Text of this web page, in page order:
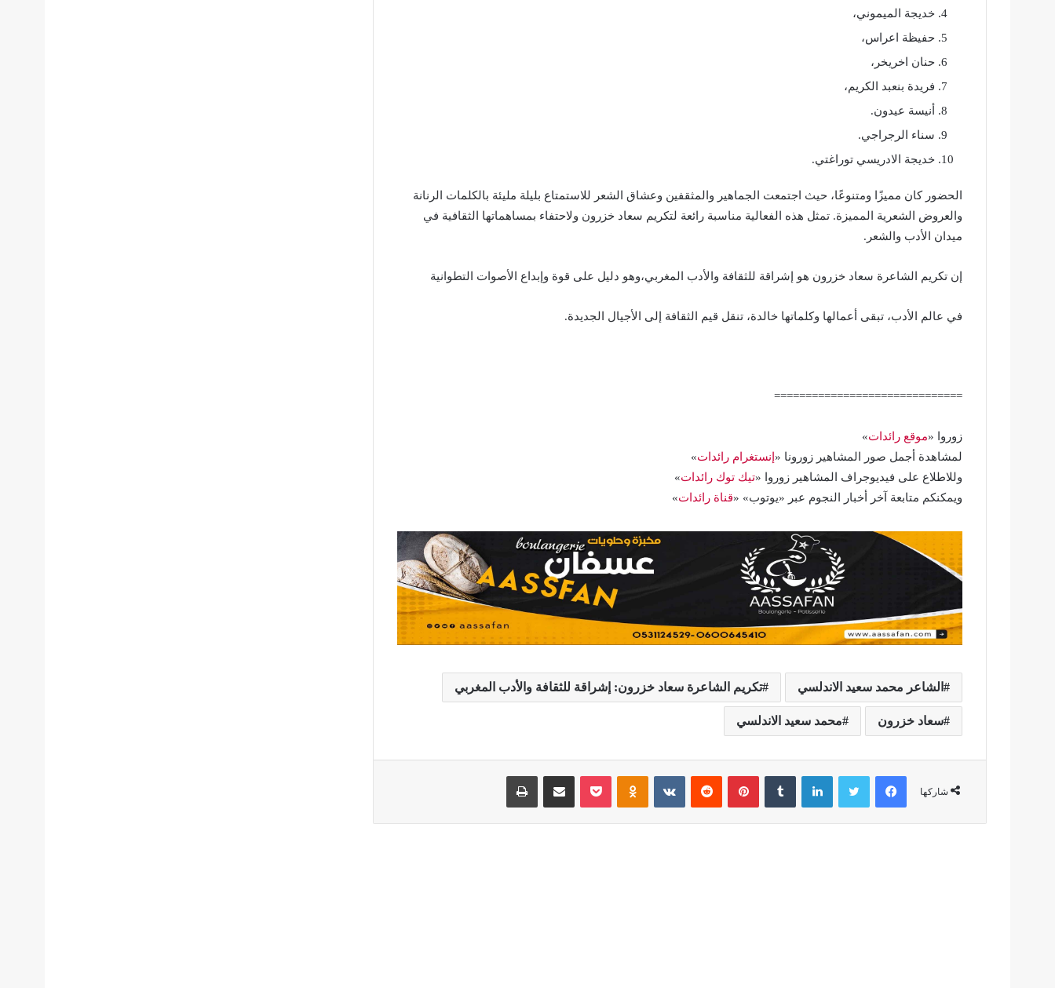
خديجة الميموني،
حفيظة اعراس،
حنان اخريخر،
فريدة بنعبد الكريم،
أنيسة عيدون.
سناء الرجراجي.
خديجة الادريسي توراغتي.
الحضور كان مميزًا ومتنوعًا، حيث اجتمعت الجماهير والمثقفين وعشاق الشعر للاستمتاع بليلة مليئة بالكلمات الرنانة
والعروض الشعرية المميزة. تمثل هذه الفعالية مناسبة رائعة لتكريم سعاد خزرون ولاحتفاء بمساهماتها الثقافية في
ميدان الأدب والشعر.
إن تكريم الشاعرة سعاد خزرون هو إشراقة للثقافة والأدب المغربي،وهو دليل على قوة وإبداع الأصوات التطوانية
في عالم الأدب، تبقى أعمالها وكلماتها خالدة، تنقل قيم الثقافة إلى الأجيال الجديدة.
==============================
زوروا «موقع رائدات»
لمشاهدة أجمل صور المشاهير زورونا « إنستغرام رائدات»
وللاطلاع على فيديوجراف المشاهير زوروا «تيك توك رائدات»
ويمكنكم متابعة آخر أخبار النجوم عبر «يوتوب» «قناة رائدات»
الشاعر محمد سعيد الاندلسي تكريم الشاعرة سعاد خزرون: إشراقة للثقافة والأدب المغربي
سعاد خزرون محمد سعيد الاندلسي
شاركها
فيسبوك تويتر لينكدإن بينتيريست Odnoklassniki
بوكيت مشاركة عبر البريد طباعة